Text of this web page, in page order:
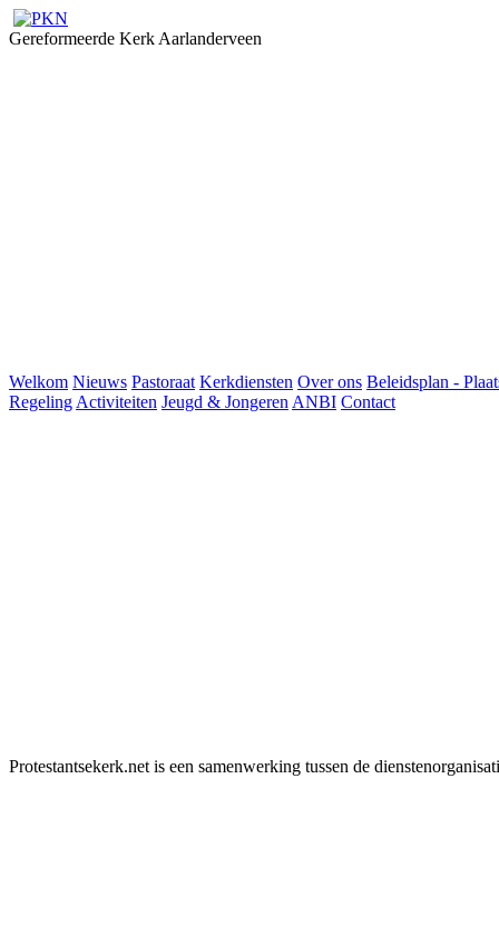
Gereformeerde Kerk Aarlanderveen
Welkom Nieuws Pastoraat Kerkdiensten Over ons Beleidsplan -
Regeling Activiteiten Jeugd & Jongeren ANBI Contact
Protestantsekerk.net is een samenwerking tussen de